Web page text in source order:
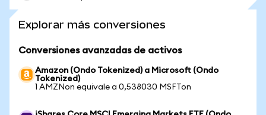
Explorar más conversiones
Conversiones avanzadas de activos
Amazon (Ondo Tokenized) a Microsoft (Ondo
Tokenized)
1 AMZNon equivale a 0,538030 MSFTon